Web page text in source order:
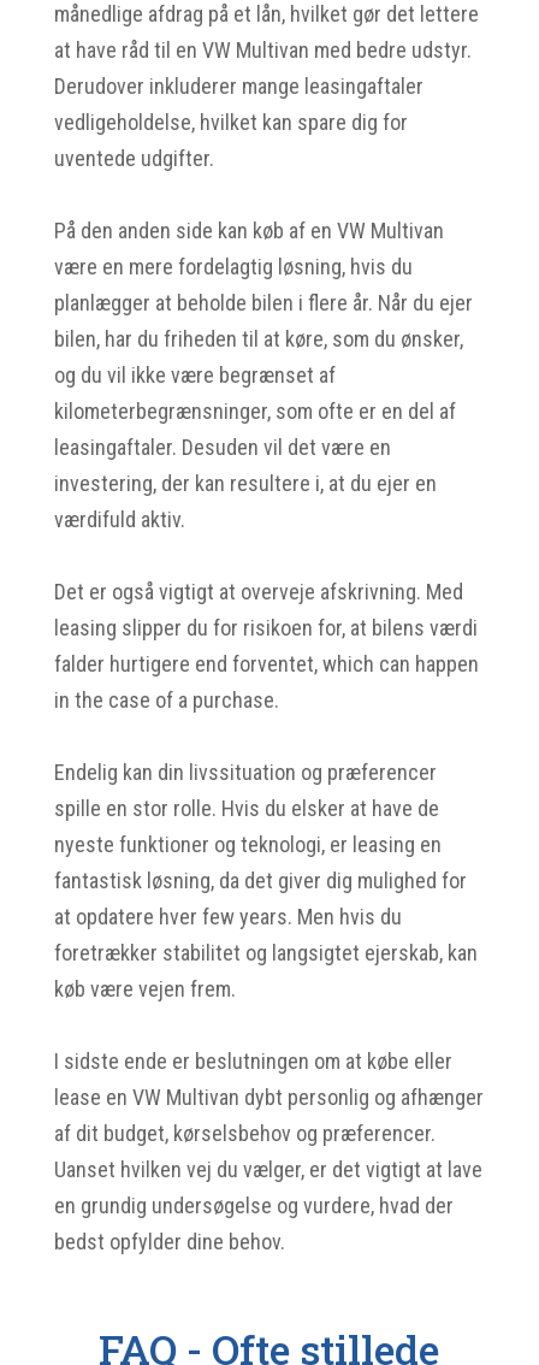
månedlige afdrag på et lån, hvilket gør det lettere
at have råd til en VW Multivan med bedre udstyr.
Derudover inkluderer mange leasingaftaler
vedligeholdelse, hvilket kan spare dig for
uventede udgifter.
På den anden side kan køb af en VW Multivan
være en mere fordelagtig løsning, hvis du
planlægger at beholde bilen i flere år. Når du ejer
bilen, har du friheden til at køre, som du ønsker,
og du vil ikke være begrænset af
kilometerbegrænsninger, som ofte er en del af
leasingaftaler. Desuden vil det være en
investering, der kan resultere i, at du ejer en
værdifuld aktiv.
Det er også vigtigt at overveje afskrivning. Med
leasing slipper du for risikoen for, at bilens værdi
falder hurtigere end forventet, which can happen
in the case of a purchase.
Endelig kan din livssituation og præferencer
spille en stor rolle. Hvis du elsker at have de
nyeste funktioner og teknologi, er leasing en
fantastisk løsning, da det giver dig mulighed for
at opdatere hver few years. Men hvis du
foretrækker stabilitet og langsigtet ejerskab, kan
køb være vejen frem.
I sidste ende er beslutningen om at købe eller
lease en VW Multivan dybt personlig og afhænger
af dit budget, kørselsbehov og præferencer.
Uanset hvilken vej du vælger, er det vigtigt at lave
en grundig undersøgelse og vurdere, hvad der
bedst opfylder dine behov.
FAQ - Ofte stillede